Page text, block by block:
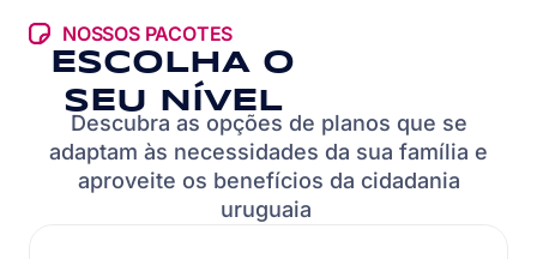
NOSSOS PACOTES
ESCOLHA O
SEU NÍVEL
Descubra as opções de planos que se
adaptam às necessidades da sua família e
aproveite os benefícios da cidadania
uruguaia